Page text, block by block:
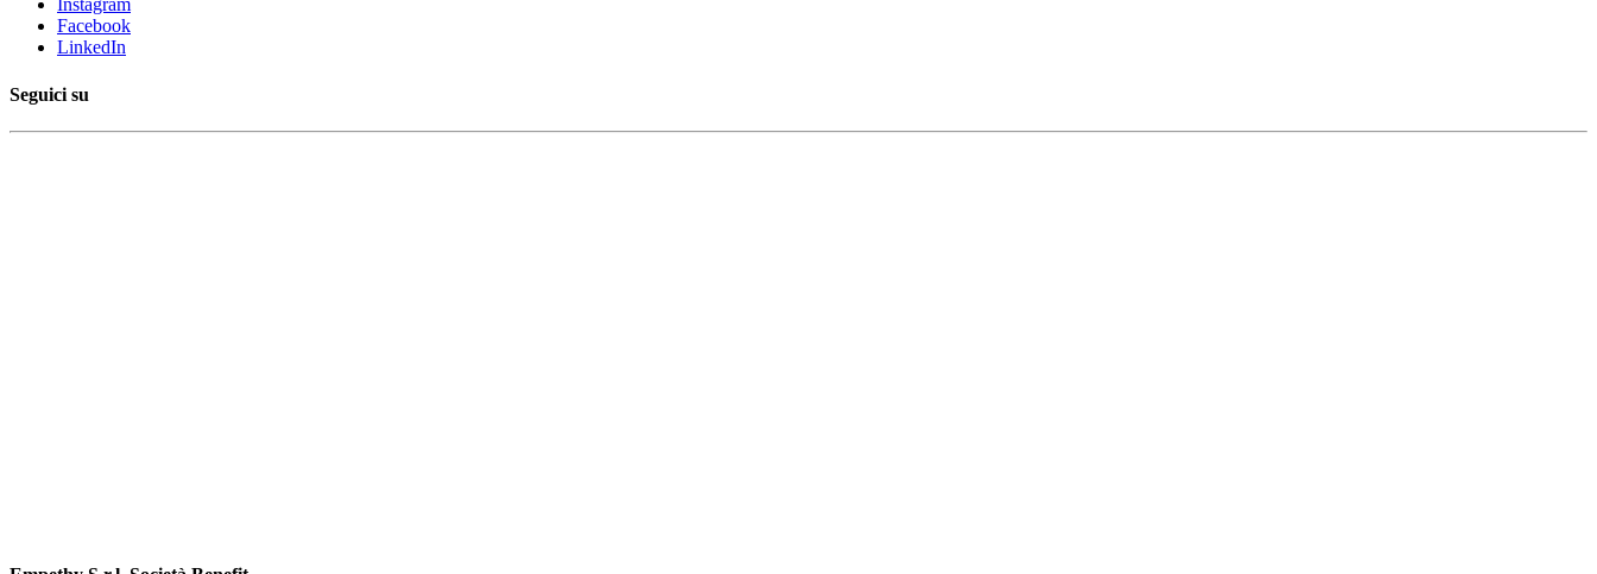
Instagram
Facebook
LinkedIn
Seguici su